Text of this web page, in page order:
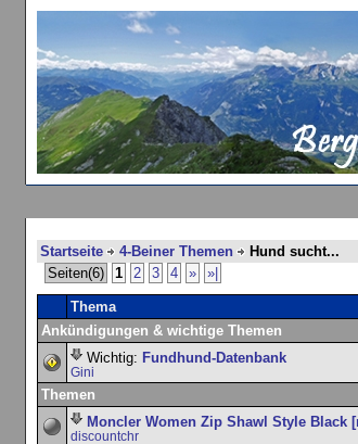
Startseite 4-Beiner Themen
Hund sucht...
Seiten(6) 1 2 3 4 » »|
Thema
Ankündigungen & wichtige Themen
Wichtig: Fundhund-Datenbank
Gini
Themen
Moncler Women Zip Shawl Style Black
discountchr